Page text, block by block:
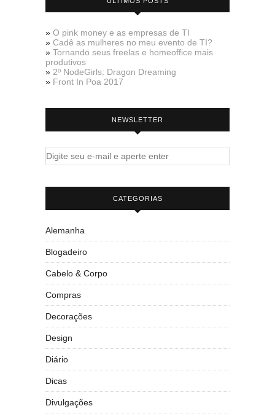
» O pink money e as empresas de TI
» Cadê as mulheres no meu evento de TI?
» Tornando seus freelas e homeoffice mais
produtivos
» 2º NodeGirls: Dragon Dreaming
» Front In Poa 2017
NEWSLETTER
CATEGORIAS
Alemanha
Blogadeiro
Cabelo & Corpo
Compras
Decorações
Design
Diário
Dicas
Divulgações